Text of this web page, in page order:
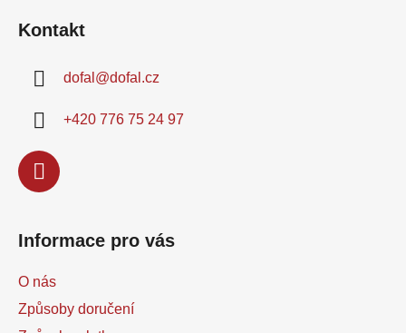
Kontakt
dofal @dofal.cz
+420 776 75 24 97
Informace pro vás
O nás
Způsoby doručení